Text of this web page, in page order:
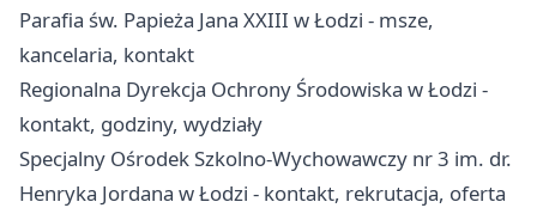
Parafia św. Papieża Jana XXIII w Łodzi - msze,
kancelaria, kontakt
Regionalna Dyrekcja Ochrony Środowiska w Łodzi -
kontakt, godziny, wydziały
Specjalny Ośrodek Szkolno-Wychowawczy nr 3 im. dr.
Henryka Jordana w Łodzi - kontakt, rekrutacja, oferta